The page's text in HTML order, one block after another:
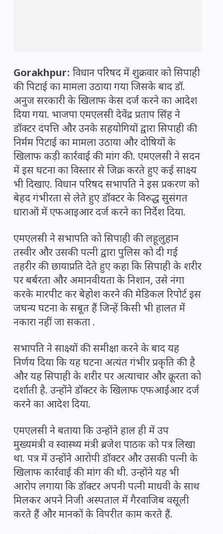
Gorakhpur: विधान परिषद में शुक्रवार को सिपाही
की पिटाई का मामला उठाया गया जिसके बाद डॉ.
अनुज सरकारी के खिलाफ केस दर्ज करने का आदेश
दिया गया. भाजपा एमएलसी देवेंद्र प्रताप सिंह ने
डॉक्टर दंपत्ति और उनके सहयोगियों द्वारा सिपाही की
निर्मम पिटाई का मामला उठाया और दोषियों के
खिलाफ कड़ी कार्रवाई की मांग की. एमएलसी ने सदन
में इस घटना का विस्तार से जिक्र करते हुए कई साक्ष्य
भी दिखाए. विधान परिषद सभापति ने इस प्रकरण को
बेहद गंभीरता से लेते हुए डॉक्टर के विरुद्ध सुसंगत
धाराओं में एफआइआर दर्ज करने का निर्देश दिया.
एमएलसी ने सभापति को सिपाही की लहूलुहान
तस्वीर और उसकी पत्नी द्वारा पुलिस को दी गई
तहरीर की छायाप्रति देते हुए कहा कि सिपाही के शरीर
पर बर्बरता और अमानवीयता के निशान, उसे नंगा
करके मारपीट कर बेहोश करने की मेडिकल रिपोर्ट इस
जघन्य घटना के सबूत हैं जिन्हें किसी भी हालत में
नकारा नहीं जा सकता .
सभापति ने साक्ष्यों की समीक्षा करने के बाद यह
निर्णय दिया कि यह घटना अत्यंत गंभीर प्रकृति की है
और यह सिपाही के शरीर पर अत्याचार और क्रूरता को
दर्शाती है. उन्होंने डॉक्टर के खिलाफ एफआईआर दर्ज
करने का आदेश दिया.
एमएलसी ने बताया कि उन्होंने हाल ही में उप
मुख्यमंत्री व स्वास्थ्य मंत्री ब्रजेश पाठक को पत्र लिखा
था. पत्र में उन्होंने आरोपी डॉक्टर और उसकी पत्नी के
खिलाफ कार्रवाई की मांग की थी. उन्होंने यह भी
आरोप लगाया कि डॉक्टर अपनी पत्नी माधवी के साथ
मिलकर अपने निजी अस्पताल में गैरवाजिब वसूली
करते हैं और मानकों के विपरीत काम करते हैं.